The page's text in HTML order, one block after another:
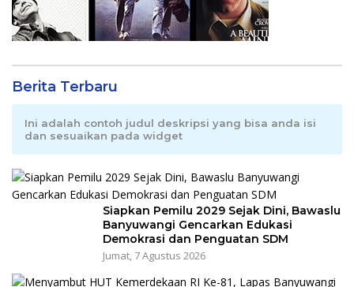
Berita Terbaru
Ini adalah contoh judul deskripsi yang bisa anda isi
dan sesuaikan pada widget
Siapkan Pemilu 2029 Sejak Dini, Bawaslu
Banyuwangi Gencarkan Edukasi
Demokrasi dan Penguatan SDM
Jumat, 7 Agustus 2026